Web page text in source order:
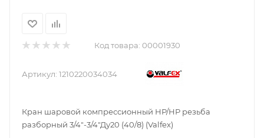
Код товара: 00001930
Артикул: 1210220034034
Кран шаровой компрессионный НР/НР резьба
разборный 3/4"-3/4"Ду20 (40/8) (Valfex)